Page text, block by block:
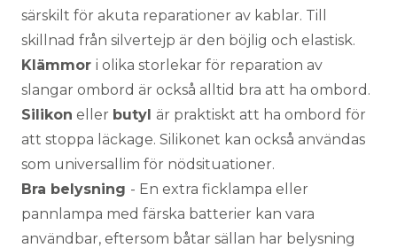
särskilt för akuta reparationer av kablar. Till
skillnad från silvertejp är den böjlig och elastisk.
Klämmor i olika storlekar för reparation av
slangar ombord är också alltid bra att ha ombord.
Silikon eller butyl är praktiskt att ha ombord för
att stoppa läckage. Silikonet kan också användas
som universallim för nödsituationer.
Bra belysning - En extra ficklampa eller
pannlampa med färska batterier kan vara
användbar, eftersom båtar sällan har belysning